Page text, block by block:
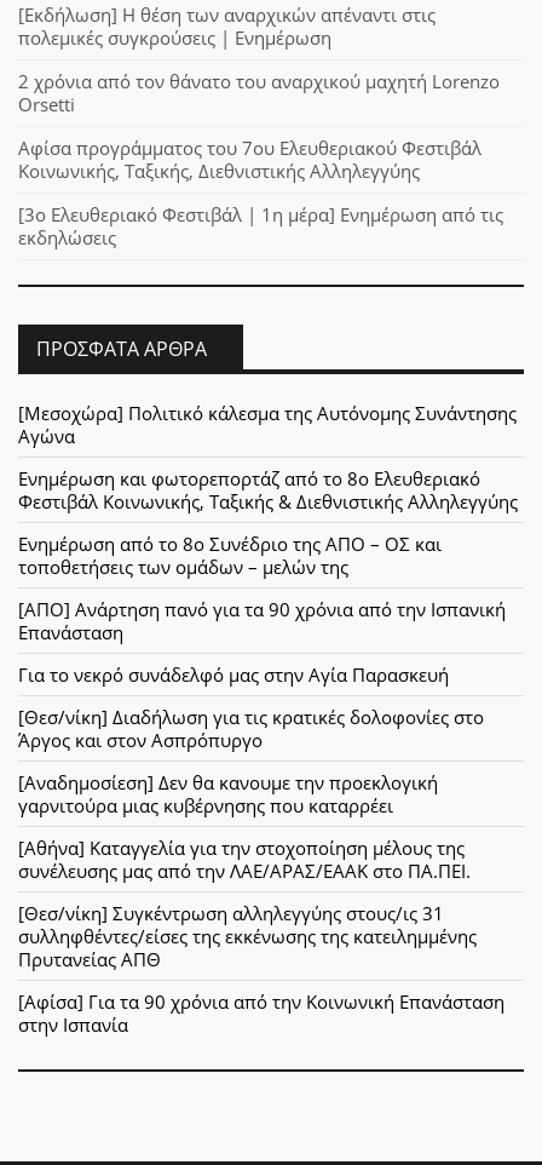
[Εκδήλωση] Η θέση των αναρχικών απέναντι στις
πολεμικές συγκρούσεις | Ενημέρωση
2 χρόνια από τον θάνατο του αναρχικού μαχητή Lorenzo
Orsetti
Αφίσα προγράμματος του 7ου Ελευθεριακού Φεστιβάλ
Κοινωνικής, Ταξικής, Διεθνιστικής Αλληλεγγύης
[3ο Ελευθεριακό Φεστιβάλ | 1η μέρα] Ενημέρωση από τις
εκδηλώσεις
ΠΡΌΣΦΑΤΑ ΆΡΘΡΑ
[Μεσοχώρα] Πολιτικό κάλεσμα της Αυτόνομης Συνάντησης
Αγώνα
Ενημέρωση και φωτορεπορτάζ από το 8ο Ελευθεριακό
Φεστιβάλ Κοινωνικής, Ταξικής & Διεθνιστικής Αλληλεγγύης
Ενημέρωση από το 8ο Συνέδριο της ΑΠΟ – ΟΣ και
τοποθετήσεις των ομάδων – μελών της
[ΑΠΟ] Ανάρτηση πανό για τα 90 χρόνια από την Ισπανική
Επανάσταση
Για το νεκρό συνάδελφό μας στην Αγία Παρασκευή
[Θεσ/νίκη] Διαδήλωση για τις κρατικές δολοφονίες στο
Άργος και στον Ασπρόπυργο
[Αναδημοσίεση] Δεν θα κανουμε την προεκλογική
γαρνιτούρα μιας κυβέρνησης που καταρρέει
[Αθήνα] Καταγγελία για την στοχοποίηση μέλους της
συνέλευσης μας από την ΛΑΕ/ΑΡΑΣ/ΕΑΑΚ στο ΠΑ.ΠΕΙ.
[Θεσ/νίκη] Συγκέντρωση αλληλεγγύης στους/ις 31
συλληφθέντες/είσες της εκκένωσης της κατειλημμένης
Πρυτανείας ΑΠΘ
[Αφίσα] Για τα 90 χρόνια από την Κοινωνική Επανάσταση
στην Ισπανία